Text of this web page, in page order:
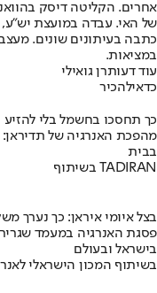
אחרים. הקליטה דיסק
של האי. עבדה במועצת יש"ע,
כתבה בעיתונים שונים.
במציאות.
עוד דעותרן גואילי
כדאילהכיר
כך תחסכו בחשמל בלי להזיע
מהפכת האנרגיה של
בבית
בשיתוף TADIRAN
בצל איומי איראן: כך נערך
פסגת האנרגיה במעמד
בישראל ובעולם
בשיתוף המכון הישראלי